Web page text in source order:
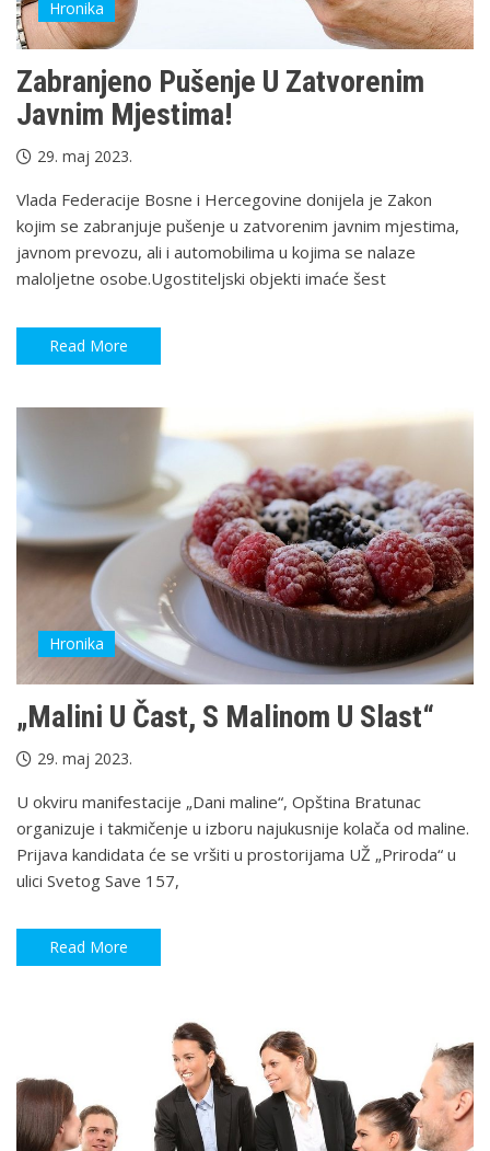
Hronika
Zabranjeno Pušenje U Zatvorenim
Javnim Mjestima!
29. maj 2023.
Vlada Federacije Bosne i Hercegovine donijela je Zakon
kojim se zabranjuje pušenje u zatvorenim javnim mjestima,
javnom prevozu, ali i automobilima u kojima se nalaze
maloljetne osobe.Ugostiteljski objekti imaće šest
Read More
Hronika
„Malini U Čast, S Malinom U Slast“
29. maj 2023.
U okviru manifestacije „Dani maline“, Opština Bratunac
organizuje i takmičenje u izboru najukusnije kolača od maline.
Prijava kandidata će se vršiti u prostorijama UŽ „Priroda“ u
ulici Svetog Save 157,
Read More